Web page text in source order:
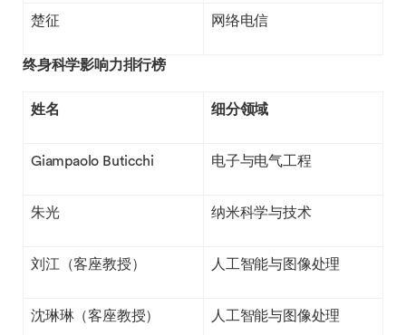
楚征 网络电信
终身科学影响力排行榜
姓名 细分领域
Giampaolo Buticchi 电子与电气工程
朱光 纳米科学与技术
刘江（客座教授） 人工智能与图像处理
沈琳琳（客座教授） 人工智能与图像处理